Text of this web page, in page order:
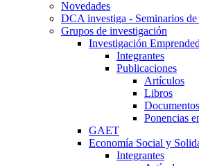
Novedades
DCA investiga - Seminarios
Grupos de investigación
Investigación
Integrantes
Publicaciones
Artículos
Libros
Ponencias
GAET
Economía Social y
Integrantes